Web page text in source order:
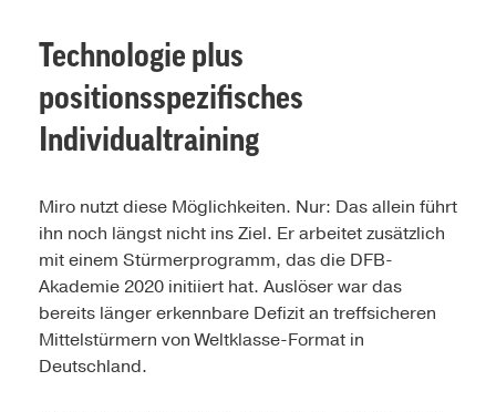
Technologie plus
positionsspezifisches
Individualtraining
Miro nutzt diese Möglichkeiten. Nur: Das allein führt
ihn noch längst nicht ins Ziel. Er arbeitet zusätzlich
mit einem Stürmerprogramm, das die DFB-
Akademie 2020 initiiert hat. Auslöser war das
bereits länger erkennbare Defizit an treffsicheren
Mittelstürmern von Weltklasse-Format in
Deutschland.